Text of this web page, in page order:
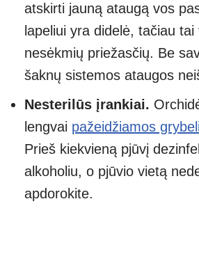
atskirti jauną ataugą vos
lapeliui yra didelė, tačiau
nesėkmių priežasčių. Be
šaknų sistemos ataugos
Nesterilūs įrankiai.
lengvai pažeidžiamos
Prieš kiekvieną pjūvį
alkoholiu, o pjūvio vietą
apdorokite.